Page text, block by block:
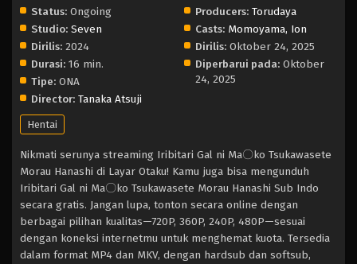
Status: Ongoing
Studio: Seven
Dirilis: 2024
Durasi: 16 min.
Tipe: ONA
Director: Tanaka Atsuji
Producers: Torudaya
Casts: Momoyama, Ion
Dirilis: Oktober 24, 2025
Diperbarui pada: Oktober
24, 2025
Hentai
Nikmati serunya streaming Iribitari Gal ni Ma〇ko Tsukawasete
Morau Hanashi di Layar Otaku! Kamu juga bisa mengunduh
Iribitari Gal ni Ma〇ko Tsukawasete Morau Hanashi Sub Indo
secara gratis. Jangan lupa, tonton secara online dengan
berbagai pilihan kualitas—720P, 360P, 240P, 480P—sesuai
dengan koneksi internetmu untuk menghemat kuota. Tersedia
dalam format MP4 dan MKV, dengan hardsub dan softsub,